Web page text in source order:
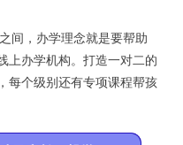
，办学理念就是要帮助
上办学机构。打造一对二的
每个级别还有专项课程帮孩